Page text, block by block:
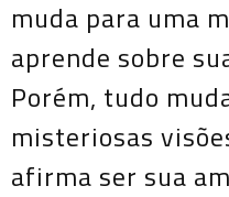
muda para uma
aprende sobre
Porém, tudo
misteriosas
afirma ser sua